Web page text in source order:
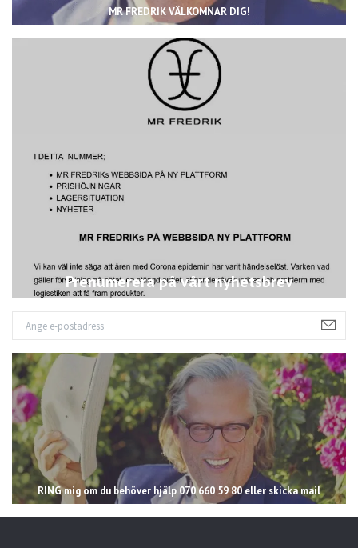
MR FREDRIK VÄLKOMNAR DIG!
Prenumerera på vårt nyhetsbrev
RING mig om du behöver hjälp 070 660 59 80 eller skicka mail